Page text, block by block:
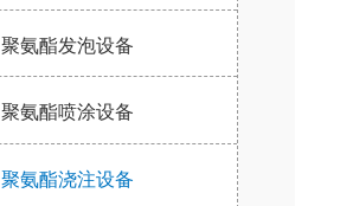
聚氨酯发泡设备
聚氨酯喷涂设备
聚氨酯浇注设备